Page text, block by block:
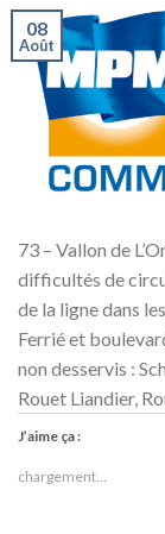
08
Août
73 – Vallon de
difficultés de
de la ligne dans
Ferrié et
non desservis :
Rouet Liandier,
J’aime ça :
chargement…